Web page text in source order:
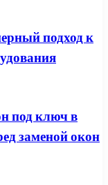
подход к
под ключ в
заменой окон